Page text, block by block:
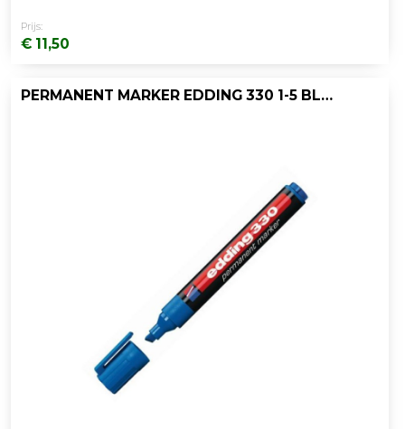
Prijs:
€ 11,50
PERMANENT MARKER EDDING 330 1-5 BL/DS 10